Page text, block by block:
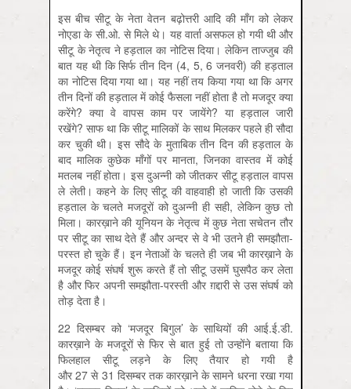
इस बीच सीटू के नेता वेतन बढ़ोत्तरी आदि की माँग को लेकर
नोएडा के सी.ओ. से मिले थे। यह वार्ता असफल हो गयी थी और
सीटू के नेतृत्व ने हड़ताल का नोटिस दिया। लेकिन ताज्जुब की
बात यह थी कि सिर्फ तीन दिन (4, 5, 6 जनवरी) की हड़ताल
का नोटिस दिया गया था। यह नहीं तय किया गया था कि अगर
तीन दिनों की हड़ताल में कोई फैसला नहीं होता है तो मजदूर क्या
करेंगे? क्या वे वापस काम पर जायेंगे? या हड़ताल जारी
रखेंगे? साफ था कि सीटू मालिकों के साथ मिलकर पहले ही सौदा
कर चुकी थी। इस सौदे के मुताबिक तीन दिन की हड़ताल के
बाद मालिक कुछेक माँगों पर मानता, जिनका वास्तव में कोई
मतलब नहीं होता। इस दुअन्नी को जीतकर सीटू हड़ताल वापस
ले लेती। कहने के लिए सीटू की वाहवाही हो जाती कि उसकी
हड़ताल के चलते मजदूरों को दुअन्नी ही सही, लेकिन कुछ तो
मिला। कारख़ाने की यूनियन के नेतृत्व में कुछ नेता सचेतन तौर
पर सीटू का साथ देते हैं और अन्दर से वे भी उतने ही समझौता-
परस्त हो चुके हैं। इन नेताओं के चलते ही जब भी कारख़ाने के
मजदूर कोई संघर्ष शुरू करते हैं तो सीटू उसमें घुसपैठ कर लेता
है और फिर अपनी समझौता-परस्ती और ग़द्दारी से उस संघर्ष को
तोड़ देता है।
22 दिसम्बर को ‘मजदूर बिगुल’ के साथियों की आई.ई.डी.
कारख़ाने के मजदूरों से फिर से बात हुई तो उन्होंने बताया कि
फिलहाल सीटू लड़ने के लिए तैयार हो गयी है
और 27 से 31 दिसम्बर तक कारख़ाने के सामने धरना रखा गया